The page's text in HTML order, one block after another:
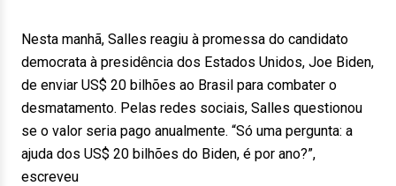
Nesta manhã, Salles reagiu à promessa do candidato
democrata à presidência dos Estados Unidos, Joe Biden,
de enviar US$ 20 bilhões ao Brasil para combater o
desmatamento. Pelas redes sociais, Salles questionou
se o valor seria pago anualmente. “Só uma pergunta: a
ajuda dos US$ 20 bilhões do Biden, é por ano?”,
escreveu